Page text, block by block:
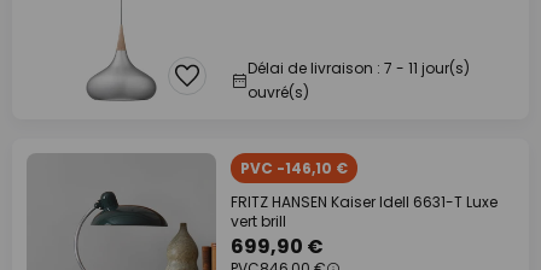
Délai de livraison : 7 - 11 jour(s)
ouvré(s)
PVC -146,10 €
FRITZ HANSEN Kaiser Idell 6631-T Luxe
vert brill
699,90 €